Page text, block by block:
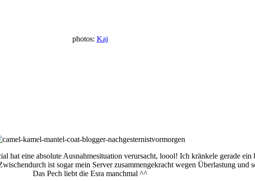
photos: Kaj
hat eine absolute Ausnahmesituation verursacht, loool! Ich kränkele gerade ein
ist sogar mein Server zusammengekracht wegen Überlastung
Das Pech liebt die Esra manchmal ^^